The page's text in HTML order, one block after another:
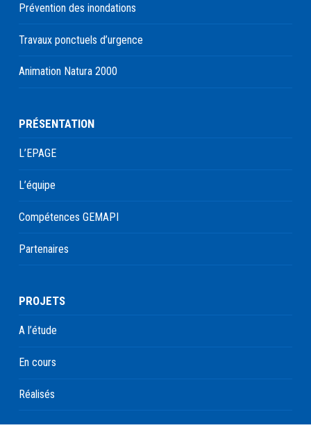
Prévention des inondations
Travaux ponctuels d’urgence
Animation Natura 2000
PRÉSENTATION
L’EPAGE
L’équipe
Compétences GEMAPI
Partenaires
PROJETS
A l’étude
En cours
Réalisés